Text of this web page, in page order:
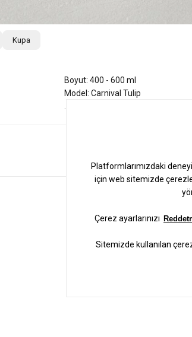
Kupa
Boyut: 400 - 600 ml
Model: Carnival Tulip